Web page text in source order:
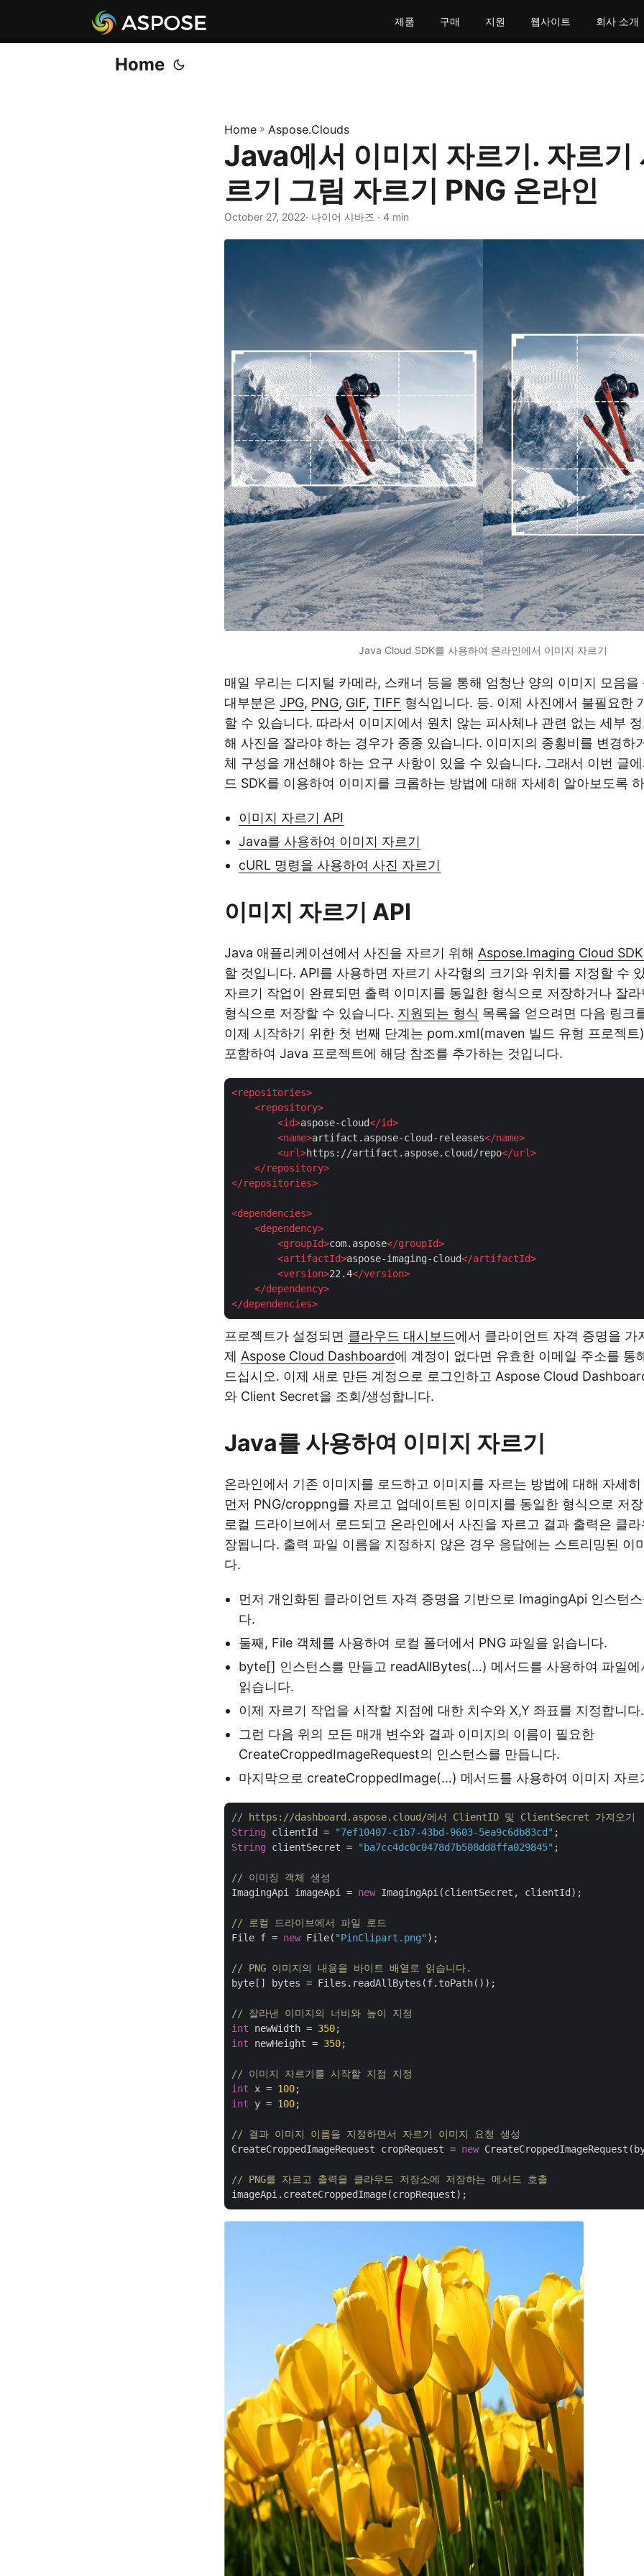
제품 구매 지원 웹사이트 회사 소개
Home
Home » Aspose.Clouds
Java에서 이미지 자르기. 자르기
르기 그림 자르기 PNG 온라인
October 27, 2022· 나이어 샤바즈 · 4 min
Java Cloud SDK를 사용하여 온라인에서 이미지 자르기
매일 우리는 디지털 카메라, 스캐너 등을 통해 엄청난 양의 이미지 모음을
대부분은 JPG, PNG, GIF, TIFF 형식입니다. 등. 이제 사진에서 불필요한
할 수 있습니다. 따라서 이미지에서 원치 않는 피사체나 관련 없는 세부
해 사진을 잘라야 하는 경우가 종종 있습니다. 이미지의 종횡비를 변경하
체 구성을 개선해야 하는 요구 사항이 있을 수 있습니다. 그래서 이번 글
드 SDK를 이용하여 이미지를 크롭하는 방법에 대해 자세히 알아보도록
이미지 자르기 API
Java를 사용하여 이미지 자르기
cURL 명령을 사용하여 사진 자르기
이미지 자르기 API
Java 애플리케이션에서 사진을 자르기 위해 Aspose.Imaging Cloud
할 것입니다. API를 사용하면 자르기 사각형의 크기와 위치를 지정할 수
자르기 작업이 완료되면 출력 이미지를 동일한 형식으로 저장하거나 잘
형식으로 저장할 수 있습니다. 지원되는 형식 목록을 얻으려면 다음 링크
이제 시작하기 위한 첫 번째 단계는 pom.xml(maven 빌드 유형 프로젝트
포함하여 Java 프로젝트에 해당 참조를 추가하는 것입니다.
<repositories>
<repository>
<id>aspose-cloud</id>
<name>artifact.aspose-cloud-releases</name>
<url>https://artifact.aspose.cloud/repo</url>
</repository>
</repositories>
<dependencies>
<dependency>
<groupId>com.aspose</groupId>
<artifactId>aspose-imaging-cloud</artifactId>
<version>22.4</version>
</dependency>
</dependencies>
프로젝트가 설정되면 클라우드 대시보드에서 클라이언트 자격 증명을 가
제 Aspose Cloud Dashboard에 계정이 없다면 유효한 이메일 주소를 통
드십시오. 이제 새로 만든 계정으로 로그인하고 Aspose Cloud
와 Client Secret을 조회/생성합니다.
Java를 사용하여 이미지 자르기
온라인에서 기존 이미지를 로드하고 이미지를 자르는 방법에 대해 자세
먼저 PNG/croppng를 자르고 업데이트된 이미지를 동일한 형식으로 저
로컬 드라이브에서 로드되고 온라인에서 사진을 자르고 결과 출력은 클
장됩니다. 출력 파일 이름을 지정하지 않은 경우 응답에는 스트리밍된 이
다.
먼저 개인화된 클라이언트 자격 증명을 기반으로 ImagingApi 인스턴
다.
둘째, File 객체를 사용하여 로컬 폴더에서 PNG 파일을 읽습니다.
byte[] 인스턴스를 만들고 readAllBytes(…) 메서드를 사용하여 파일에
읽습니다.
이제 자르기 작업을 시작할 지점에 대한 치수와 X,Y 좌표를 지정합니다.
그런 다음 위의 모든 매개 변수와 결과 이미지의 이름이 필요한
CreateCroppedImageRequest의 인스턴스를 만듭니다.
마지막으로 createCroppedImage(…) 메서드를 사용하여 이미지 자르
// https://dashboard.aspose.cloud/에서 ClientID 및 ClientSecret 가져오기
String clientId = "7ef10407-c1b7-43bd-9603-5ea9c6db83cd"
String clientSecret = "ba7cc4dc0c0478d7b508dd8ffa029845" ;
// 이미징 객체 생성
ImagingApi imageApi = new ImagingApi(clientSecret, clientId);
// 로컬 드라이브에서 파일 로드
File f = new File( "PinClipart.png" );
// PNG 이미지의 내용을 바이트 배열로 읽습니다.
byte[] bytes = Files.readAllBytes(f.toPath());
// 잘라낸 이미지의 너비와 높이 지정
int newWidth = 350
int newHeight = 350;
// 이미지 자르기를 시작할 지점 지정
int x = 100
int y = 100;
// 결과 이미지 이름을 지정하면서 자르기 이미지 요청 생성
CreateCroppedImageRequest cropRequest = new
// PNG를 자르고 출력을 클라우드 저장소에 저장하는 메서드 호출